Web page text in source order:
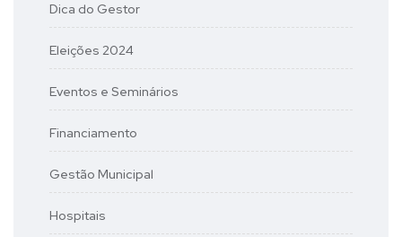
Dica do Gestor
Eleições 2024
Eventos e Seminários
Financiamento
Gestão Municipal
Hospitais